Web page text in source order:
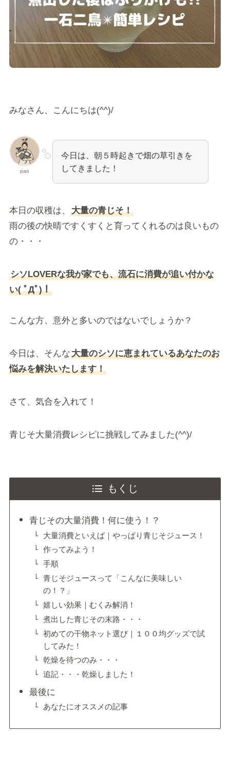
みなさん、こんにちは(^^)/
pao
今日は、朝５時起きで畑の草引きを
してきました！
本日の収穫は、
大量の青じそ！
雨の後の快晴ですくすくと育ってくれるのは良いもの
の・・・
シソLOVERな我が家でも、流石に消費が追い付かな
い( ﾟДﾟ)！
こんな方、意外と多いのではないでしょうか？
今日は、そんな大量のシソに恵まれているあなたのお
悩みを解決いたします！
さて、気合を入れて！
青じそ大量消費レシピに挑戦してみました(^^)/
もくじ
青じその大量消費！何に使う！？
大量消費といえば｜やっぱり青じそジュース！
作ってみよう！
手順
青じそジュースって「こんなに美味しい
の！？」
嬉しい効果｜むくみ解消！
煮出した青じその末路・・・
初めての干物ネット選び｜１００均グッズで試
してみた！
乾燥を待つのみ・・・
追記・・・乾燥しました！
最後に
あなたにオススメの記事